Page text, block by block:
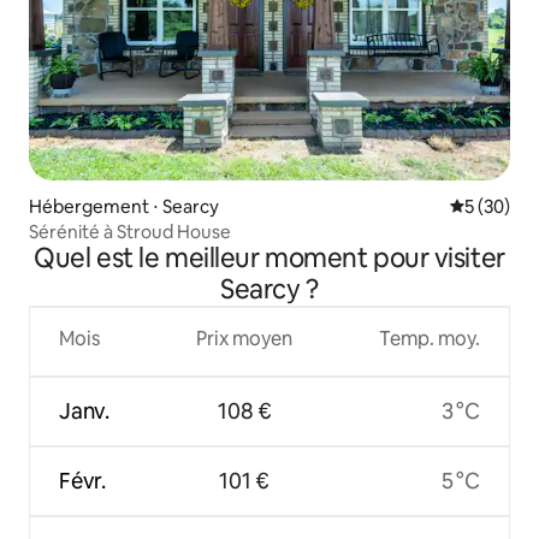
Hébergement ⋅ Searcy
5 (30)
Sérénité à Stroud House
Quel est le meilleur moment pour visiter
Searcy ?
Mois
Janv.
Févr.
Prix moyen
108 €
101 €
Temp. moy.
3 °C
5 °C